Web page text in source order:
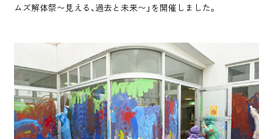
ムズ解体祭〜見える、過去と未来〜」を開催しました。